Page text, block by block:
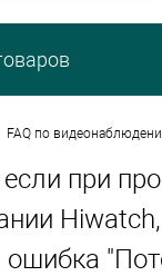
FAQ по
при
ошибка